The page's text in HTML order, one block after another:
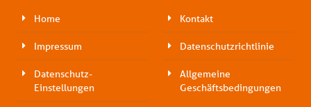
Home Kontakt
Impressum Datenschutzrichtlinie
Datenschutz-
Einstellungen
Allgemeine
Geschäftsbedingungen